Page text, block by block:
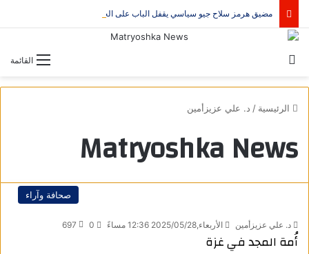
مضيق هرمز سلاح جيو سياسي يقفل الباب على الحرب
القائمة
الرئيسية / د. علي عزيزأمين
Matryoshka News
صحافة وآراء
د. علي عزيزأمين الأربعاء,2025/05/28 12:36 مساءً 0
697
أُمة المجد في غزة